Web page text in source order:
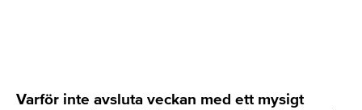
Varför inte avsluta veckan med ett mysigt